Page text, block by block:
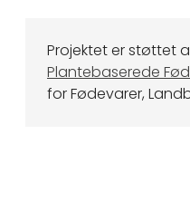
Projektet er støttet
Plantebaserede
for Fødevarer,